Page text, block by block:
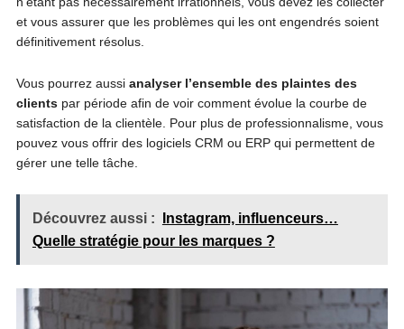
et vous assurer que les problèmes qui les ont engendrés soient
définitivement résolus.
Vous pourrez aussi analyser l’ensemble des plaintes des
clientspar période afin de voir comment évolue la courbe de
satisfaction de la clientèle. Pour plus de professionnalisme, vous
pouvez vous offrir des logiciels CRM ou ERP qui permettent de
gérer une telle tâche.
Découvrez aussi :
Instagram, influenceurs…
Quelle stratégie pour les marques ?